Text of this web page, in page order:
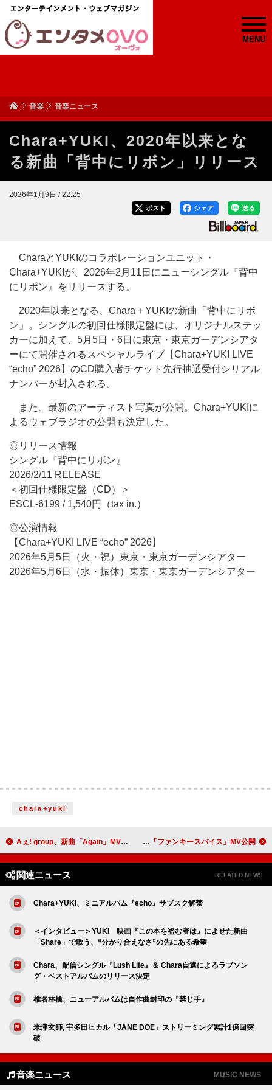
MENU
音楽 音楽ニュース
Chara+YUKI、2020年以来とな
る新曲「背中にリボン」リリース
2026年1月9日 / 22:25
送る
シェア
ポスト
CharaとYUKIのコラボレーションユニット・
Chara+YUKIが、2026年2月11日にニューシングル『背中
にリボン』をリリースする。
2020年以来となる、Chara＋YUKIの新曲「背中にリボ
ン」。シングルの初回仕様限定盤には、オリジナルステッ
カーに加えて、5月5日・6日に東京・東京ガーデンシアタ
ーにて開催されるスペシャルライブ【Chara+YUKI LIVE
“echo” 2026】のCD購入者チケット先行抽選受付シリアル
ナンバーが封入される。
また、最新のアーティスト写真が公開。Chara+YUKIに
よるウェブラジオの公開も決定した。
◎リリース情報
シングル『背中にリボン』
2026/2/11 RELEASE
＜初回仕様限定盤（CD）＞
ESCL-6199 / 1,540円（tax in.）
◎公演情報
【Chara+YUKI LIVE “echo” 2026】
2026年5月5日（火・祝）東京・東京ガーデンシアター
2026年5月6日（水・振休）東京・東京ガーデンシアター
chara+yuki
Aぇ! group、新曲「Again」MVティザー＆アルバム『Runway』収録内容を公開 BREIMENの演奏×TOMOOの存在感が絡み合う、コラボ曲「ファンキースパイス」MV公開
関連ニュース RELATED NEWS
Chara+YUKI、ミニアルバム『echo』サブスク解禁
＜インタビュー＞YUKI 映画『この本を盗む者は』によせた新曲
「Share」で歌う、“分かり合えなさ”の先にある希望
Chara、配信シングル『Lush Life』＆ Chara自選によるラブソン
グ・ベストアルバムのリリース決定
椎名林檎、ニューアルバムは自作曲封印の『禁じ手』
米津玄師, 宇多田ヒカル「JANE DOE」ストリーミング累計1億回突
破
音楽ニュース MUSIC NEWS